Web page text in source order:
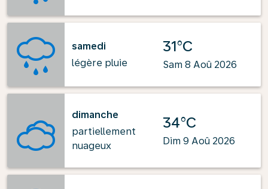
samedi
légère pluie
31°C
Sam 8 Aoû 2026
dimanche
partiellement
nuageux
34°C
Dim 9 Aoû 2026